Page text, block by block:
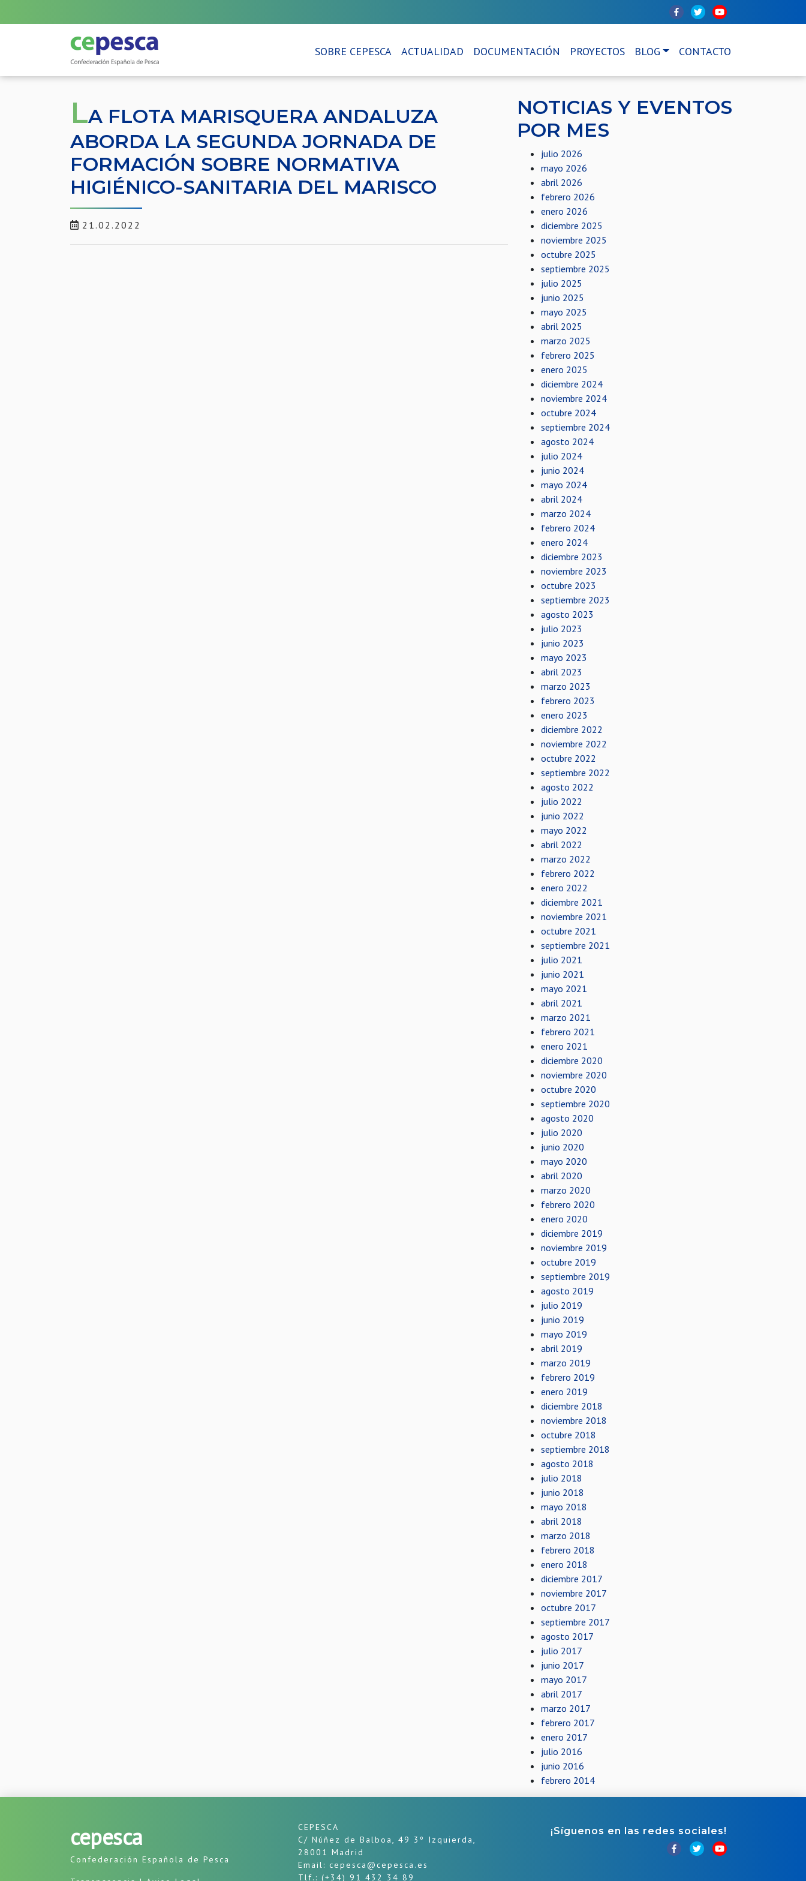
SOBRE CEPESCA ACTUALIDAD DOCUMENTACIÓN PROYECTOS BLOG CONTACTO
LA FLOTA MARISQUERA ANDALUZA
ABORDA LA SEGUNDA JORNADA DE
FORMACIÓN SOBRE NORMATIVA
HIGIÉNICO-SANITARIA DEL MARISCO
21.02.2022
NOTICIAS Y EVENTOS
POR MES
julio 2026
mayo 2026
abril 2026
febrero 2026
enero 2026
diciembre 2025
noviembre 2025
octubre 2025
septiembre 2025
julio 2025
junio 2025
mayo 2025
abril 2025
marzo 2025
febrero 2025
enero 2025
diciembre 2024
noviembre 2024
octubre 2024
septiembre 2024
agosto 2024
julio 2024
junio 2024
mayo 2024
abril 2024
marzo 2024
febrero 2024
enero 2024
diciembre 2023
noviembre 2023
octubre 2023
septiembre 2023
agosto 2023
julio 2023
junio 2023
mayo 2023
abril 2023
marzo 2023
febrero 2023
enero 2023
diciembre 2022
noviembre 2022
octubre 2022
septiembre 2022
agosto 2022
julio 2022
junio 2022
mayo 2022
abril 2022
marzo 2022
febrero 2022
enero 2022
diciembre 2021
noviembre 2021
octubre 2021
septiembre 2021
julio 2021
junio 2021
mayo 2021
abril 2021
marzo 2021
febrero 2021
enero 2021
diciembre 2020
noviembre 2020
octubre 2020
septiembre 2020
agosto 2020
julio 2020
junio 2020
mayo 2020
abril 2020
marzo 2020
febrero 2020
enero 2020
diciembre 2019
noviembre 2019
octubre 2019
septiembre 2019
agosto 2019
julio 2019
junio 2019
mayo 2019
abril 2019
marzo 2019
febrero 2019
enero 2019
diciembre 2018
noviembre 2018
octubre 2018
septiembre 2018
agosto 2018
julio 2018
junio 2018
mayo 2018
abril 2018
marzo 2018
febrero 2018
enero 2018
diciembre 2017
noviembre 2017
octubre 2017
septiembre 2017
agosto 2017
julio 2017
junio 2017
mayo 2017
abril 2017
marzo 2017
febrero 2017
enero 2017
julio 2016
junio 2016
febrero 2014
cepesca
Confederación Española de Pesca
CEPESCA
C/ Núñez de Balboa, 49 3º Izquierda,
28001 Madrid
Email: cepesca@cepesca.es
Tlf.: (+34) 91 432 34 89
¡Síguenos en las redes sociales!